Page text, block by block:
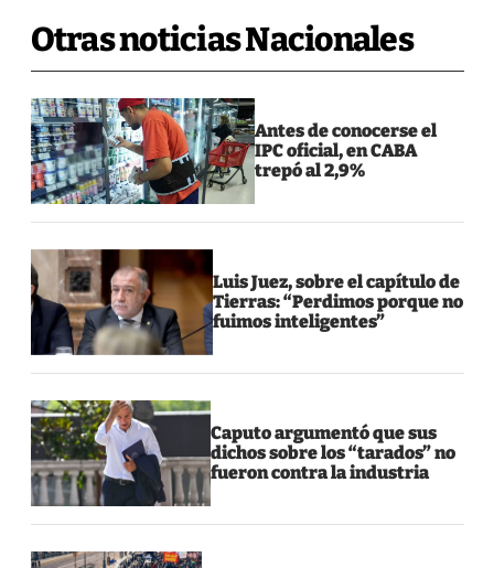
Otras noticias Nacionales
Antes de conocerse el
IPC oficial, en CABA
trepó al 2,9%
Luis Juez, sobre el capítulo de
Tierras: “Perdimos porque no
fuimos inteligentes”
Caputo argumentó que sus
dichos sobre los “tarados” no
fueron contra la industria